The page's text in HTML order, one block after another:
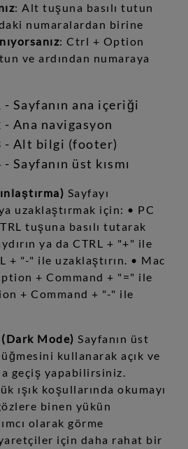
: Alt tuşuna basılı tutun
numaralardan birine
: Ctrl + Option
ve ardından numaraya
Sayfanın ana içeriği
Ana navigasyon
- Alt bilgi (footer)
Sayfanın üst kısmı
Sayfayı
uzaklaştırmak için: • PC
tuşuna basılı tutarak
ya da CTRL + "+" ile
+ "-" ile uzaklaştırın. • Mac
+ Command + "=" ile
+ Command + "-" ile
Mode) Sayfanın üst
kullanarak açık ve
geçiş yapabilirsiniz.
ışık koşullarında okumayı
binen yükün
olarak görme
için daha rahat bir